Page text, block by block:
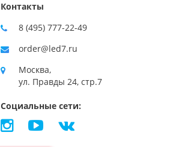
Контакты
8 (495) 777-22-49
order@led7.ru
Москва,
ул. Правды 24, стр.7
Социальные сети: